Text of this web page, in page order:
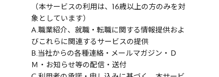
（本サービスの利用は、16歳以上の方のみを対
象としています）
A.職業紹介、就職・転職に関する情報提供およ
びこれらに関連するサービスの提供
B.当社からの各種連絡・メールマガジン・Ｄ
Ｍ・お知らせ等の配信・送付